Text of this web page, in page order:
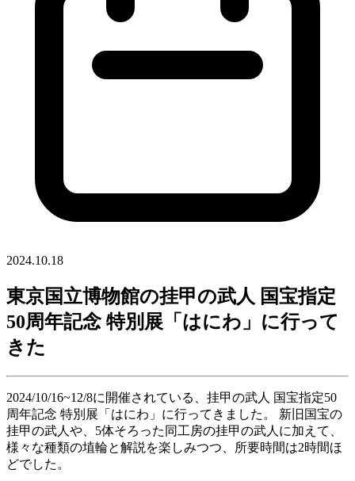
2024.10.18
東京国立博物館の挂甲の武人 国宝指定
50周年記念 特別展「はにわ」に行って
きた
2024/10/16~12/8に開催されている、挂甲の武人 国宝指定50
周年記念 特別展「はにわ」に行ってきました。 新旧国宝の
挂甲の武人や、5体そろった同工房の挂甲の武人に加えて、
様々な種類の埴輪と解説を楽しみつつ、所要時間は2時間ほ
どでした。